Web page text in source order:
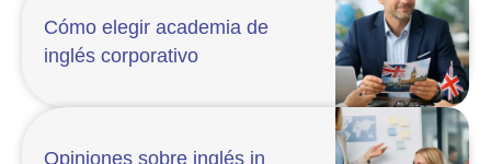
Cómo elegir academia de
inglés corporativo
Opiniones sobre inglés in